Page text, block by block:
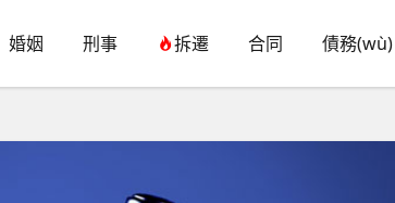
婚姻 刑事 拆遷 合同 債務(wù)